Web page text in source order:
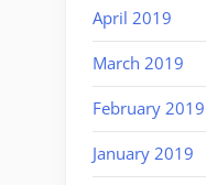
April 2019
March 2019
February 2019
January 2019